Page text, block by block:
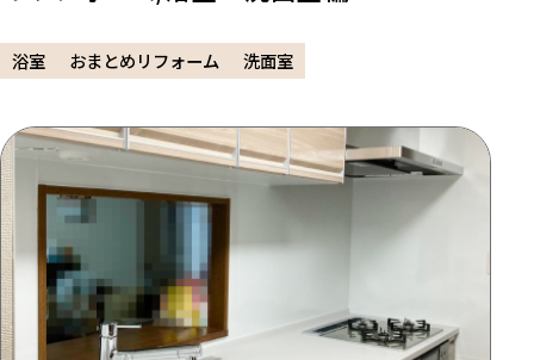
浴室 おまとめリフォーム 洗面室